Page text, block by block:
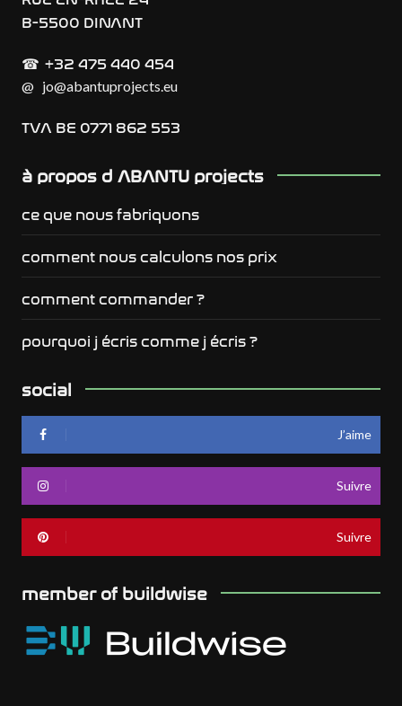
B-5500 DINANT
☎︎ +32 475 440 454
@ jo@abantuprojects.eu
TVA BE 0771 862 553
à propos d ABANTU projects
ce que nous fabriquons
comment nous calculons nos prix
comment commander ?
pourquoi j écris comme j écris ?
social
J’aime
Suivre
Suivre
member of buildwise